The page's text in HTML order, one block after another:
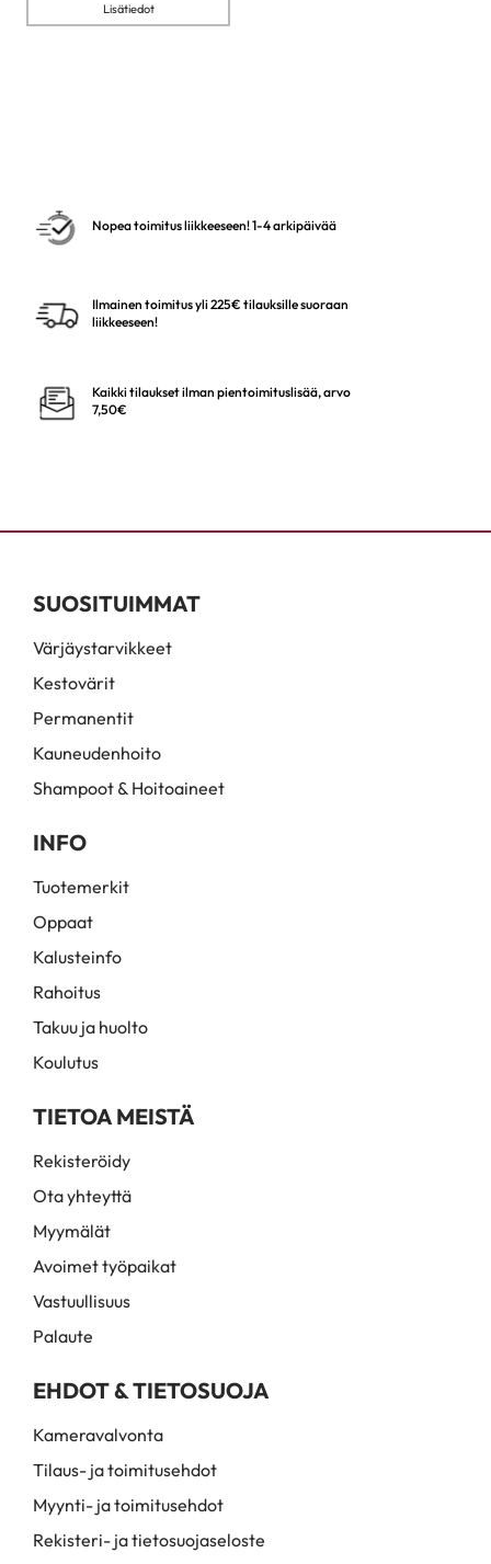
Lisätiedot
Nopea toimitus liikkeeseen! 1-4 arkipäivää
Ilmainen toimitus yli 225€ tilauksille suoraan
liikkeeseen!
Kaikki tilaukset ilman pientoimituslisää, arvo
7,50€
SUOSITUIMMAT
Värjäystarvikkeet
Kestovärit
Permanentit
Kauneudenhoito
Shampoot & Hoitoaineet
INFO
Tuotemerkit
Oppaat
Kalusteinfo
Rahoitus
Takuu ja huolto
Koulutus
TIETOA MEISTÄ
Rekisteröidy
Ota yhteyttä
Myymälät
Avoimet työpaikat
Vastuullisuus
Palaute
EHDOT & TIETOSUOJA
Kameravalvonta
Tilaus- ja toimitusehdot
Myynti- ja toimitusehdot
Rekisteri- ja tietosuojaseloste